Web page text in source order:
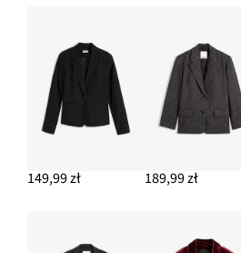
DODAJ DO KOSZYKA
149,99 zł 189,99 zł